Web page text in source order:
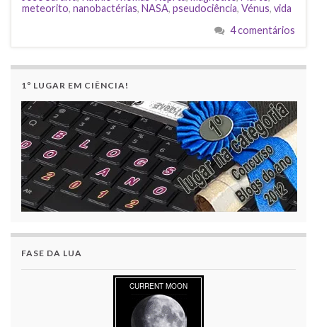
meteorito, nanobactérias, NASA, pseudociência, Vénus, vida
4 comentários
1º LUGAR EM CIÊNCIA!
FASE DA LUA